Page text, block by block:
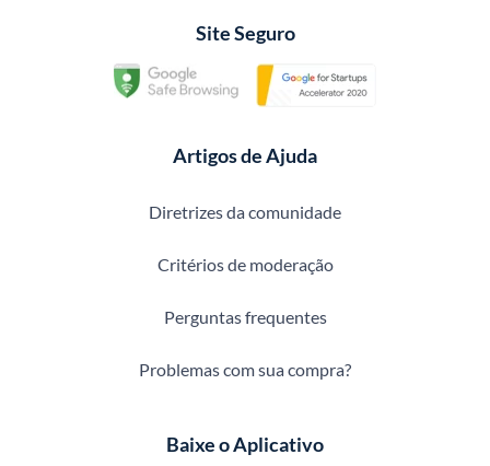
Site Seguro
Artigos de Ajuda
Diretrizes da comunidade
Critérios de moderação
Perguntas frequentes
Problemas com sua compra?
Baixe o Aplicativo